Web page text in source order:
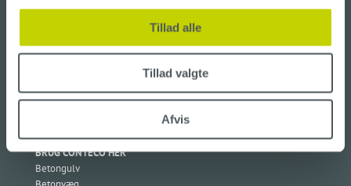
Tillad alle
Tillad valgte
Afvis
Om os
Nyheder
Handelsbetingelser
Privatlivs- og cookiepolitik
BRUG CONTECO HER
Betongulv